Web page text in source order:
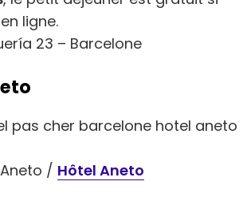
ligne.
23 – Barcelone
/ Hôtel Aneto